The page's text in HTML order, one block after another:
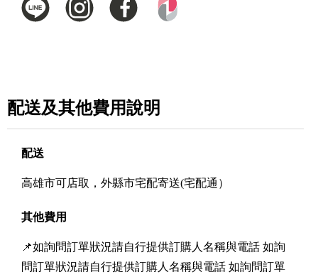
配送及其他費用說明
配送
高雄市可店取，外縣市宅配寄送(宅配通）
其他費用
📌如詢問訂單狀況請自行提供訂購人名稱與電話 如詢
問訂單狀況請自行提供訂購人名稱與電話 如詢問訂單